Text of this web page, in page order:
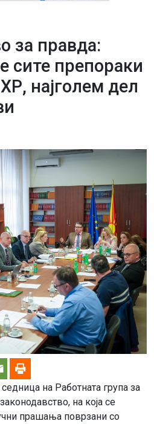
за правда:
сите препораки
најголем дел
на Работната група за
на која се
прашања поврзани со